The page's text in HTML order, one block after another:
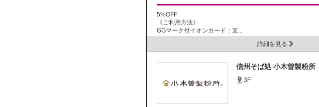
5%OFF
《ご利用方法》
GGマーク付イオンカード：支...
詳細を見る
信州そば処 小木曽製粉所
3F